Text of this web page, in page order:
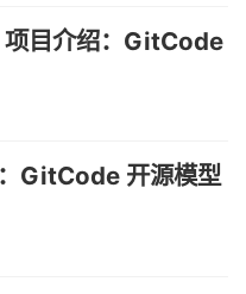
目介绍：GitCode
GitCode 开源模型